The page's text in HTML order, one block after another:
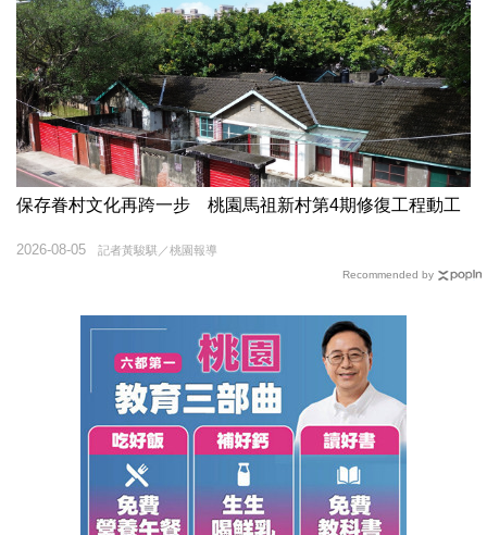
保存眷村文化再跨一步 桃園馬祖新村第4期修復工程動工
記者黃駿騏／桃園報導
2026-08-05
Recommended by